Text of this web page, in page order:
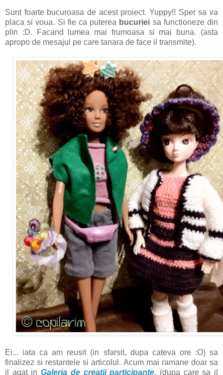
Sunt foarte bucuroasa de acest proiect. Yuppy!! Sper sa va
placa si voua. Si fie ca puterea bucuriei sa functioneze din
plin :D. Facand lumea mai frumoasa si mai buna. (asta
apropo de mesajul pe care tanara de face il transmite).
Ei... iata ca am reusit (in sfarsit, dupa cateva ore :O) sa
finalizez si restantele si articolul. Acum mai ramane doar sa
il agat inGaleria de creatii participante. (dupa care sa il